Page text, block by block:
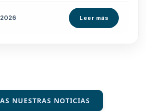
Leer más
NUESTRAS NOTICIAS